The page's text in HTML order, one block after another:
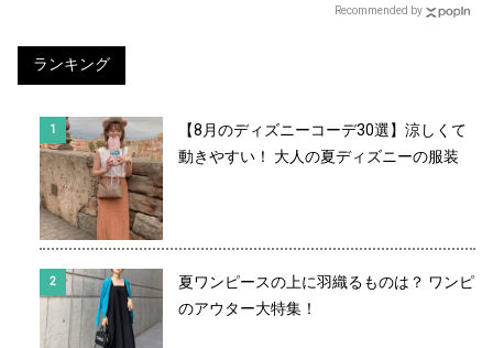
Recommended by
ランキング
【8月のディズニーコーデ30選】涼しくて
動きやすい！ 大人の夏ディズニーの服装
夏ワンピースの上に羽織るものは？ ワンピ
のアウター大特集！